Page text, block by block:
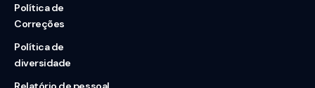
Política de
Correções
Política de
diversidade